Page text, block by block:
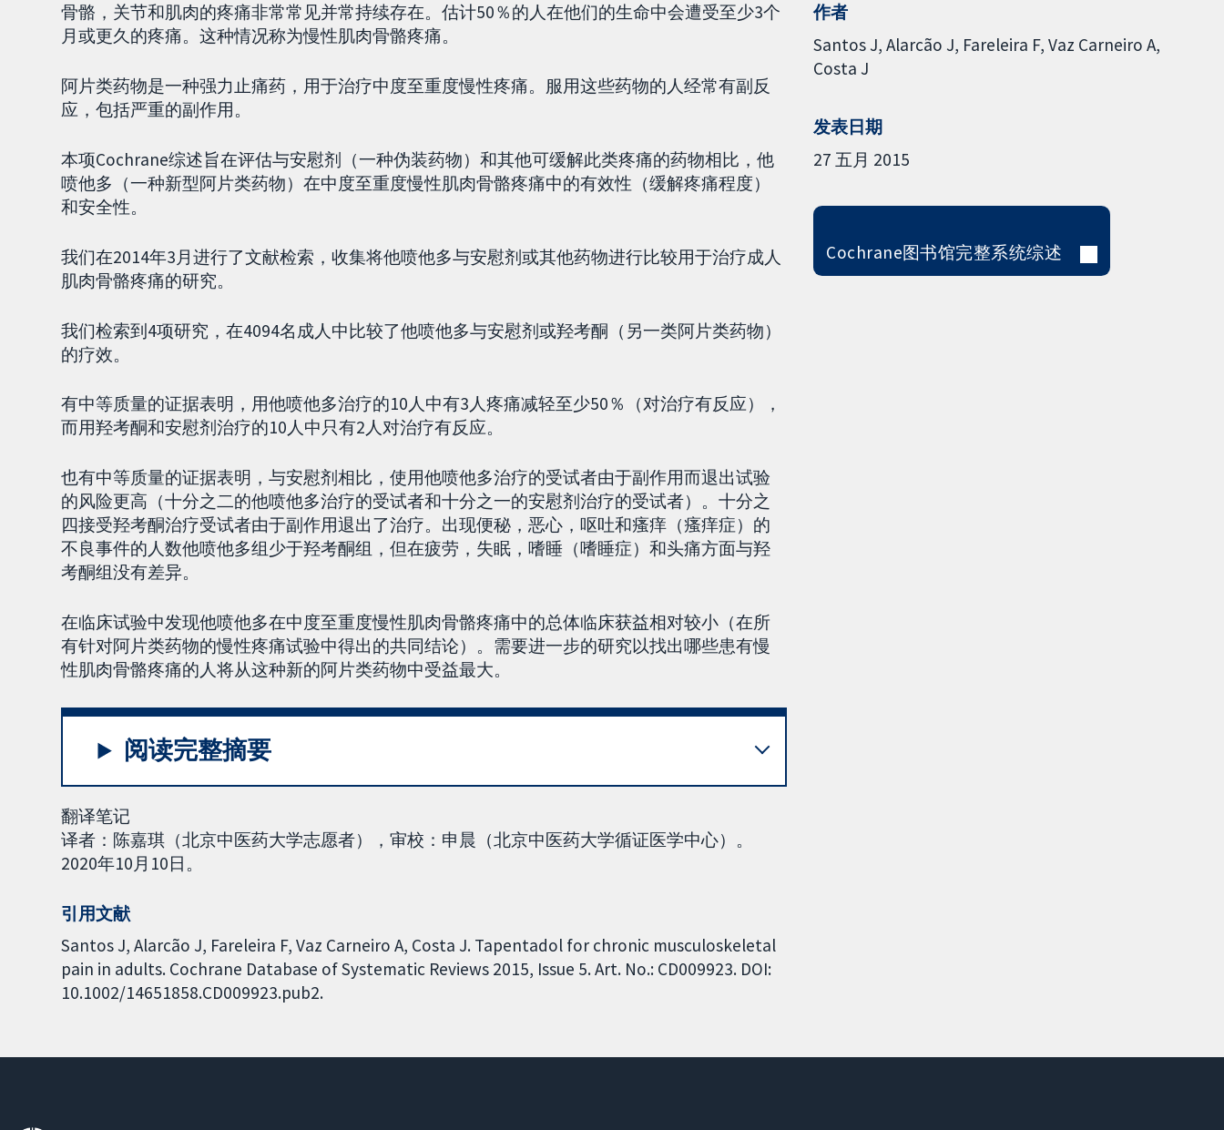
骨骼，关节和肌肉的疼痛非常常见并常持续存在。估计50％的人在他们的生命中会遭受至少3个
月或更久的疼痛。这种情况称为慢性肌肉骨骼疼痛。
阿片类药物是一种强力止痛药，用于治疗中度至重度慢性疼痛。服用这些药物的人经常有副反
应，包括严重的副作用。
本项Cochrane综述旨在评估与安慰剂（一种伪装药物）和其他可缓解此类疼痛的药物相比，他
喷他多（一种新型阿片类药物）在中度至重度慢性肌肉骨骼疼痛中的有效性（缓解疼痛程度）
和安全性。
我们在2014年3月进行了文献检索，收集将他喷他多与安慰剂或其他药物进行比较用于治疗成人
肌肉骨骼疼痛的研究。
我们检索到4项研究，在4094名成人中比较了他喷他多与安慰剂或羟考酮（另一类阿片类药物）
的疗效。
有中等质量的证据表明，用他喷他多治疗的10人中有3人疼痛减轻至少50％（对治疗有反应），
而用羟考酮和安慰剂治疗的10人中只有2人对治疗有反应。
也有中等质量的证据表明，与安慰剂相比，使用他喷他多治疗的受试者由于副作用而退出试验
的风险更高（十分之二的他喷他多治疗的受试者和十分之一的安慰剂治疗的受试者）。十分之
四接受羟考酮治疗受试者由于副作用退出了治疗。出现便秘，恶心，呕吐和瘙痒（瘙痒症）的
不良事件的人数他喷他多组少于羟考酮组，但在疲劳，失眠，嗜睡（嗜睡症）和头痛方面与羟
考酮组没有差异。
在临床试验中发现他喷他多在中度至重度慢性肌肉骨骼疼痛中的总体临床获益相对较小（在所
有针对阿片类药物的慢性疼痛试验中得出的共同结论）。需要进一步的研究以找出哪些患有慢
性肌肉骨骼疼痛的人将从这种新的阿片类药物中受益最大。
阅读完整摘要
翻译笔记
译者：陈嘉琪（北京中医药大学志愿者），审校：申晨（北京中医药大学循证医学中心）。
2020年10月10日。
引用文献
Santos J, Alarcão J, Fareleira F, Vaz Carneiro A, Costa J. Tapentadol for chronic musculoskeletal
pain in adults. Cochrane Database of Systematic Reviews 2015, Issue 5. Art. No.: CD009923. DOI:
10.1002/14651858.CD009923.pub2.
作者
Santos J Alarcão J Fareleira F Vaz Carneiro A
Costa J
发表日期
27 五月 2015
Cochrane图书馆完整系统综述